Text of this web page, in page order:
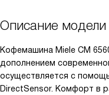
Описание модели
Кофемашина Miele CM
дополнением
осуществляется с
DirectSensor. Комфорт в